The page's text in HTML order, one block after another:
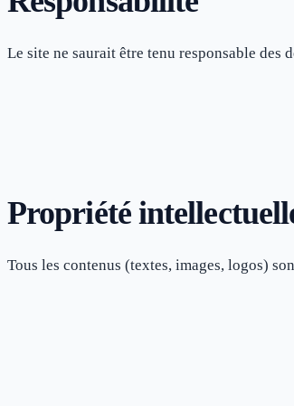
Le site ne saurait être tenu responsable
Propriété
Tous les contenus (textes, images, logos)